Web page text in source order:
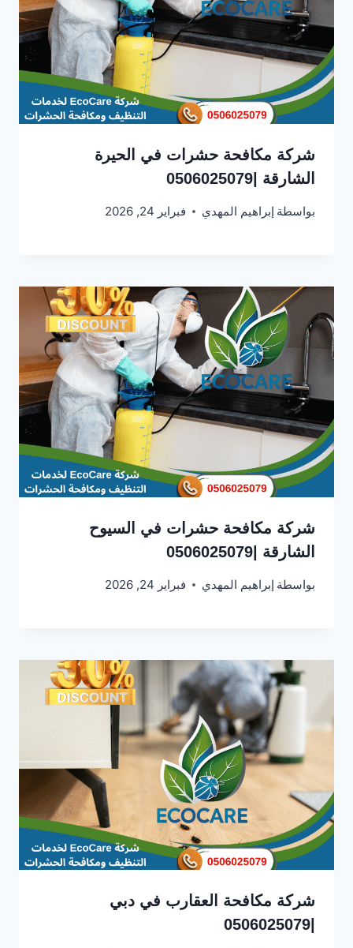
شركة مكافحة حشرات في الحيرة
الشارقة |0506025079
بواسطة إبراهيم المهدي فبراير 24, 2026
شركة مكافحة حشرات في السيوح
الشارقة |0506025079
بواسطة إبراهيم المهدي فبراير 24, 2026
شركة مكافحة العقارب في دبي